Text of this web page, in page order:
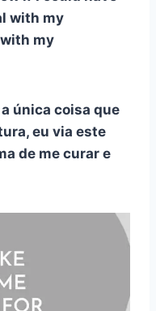
with my
my
única coisa que
eu via este
de me curar e